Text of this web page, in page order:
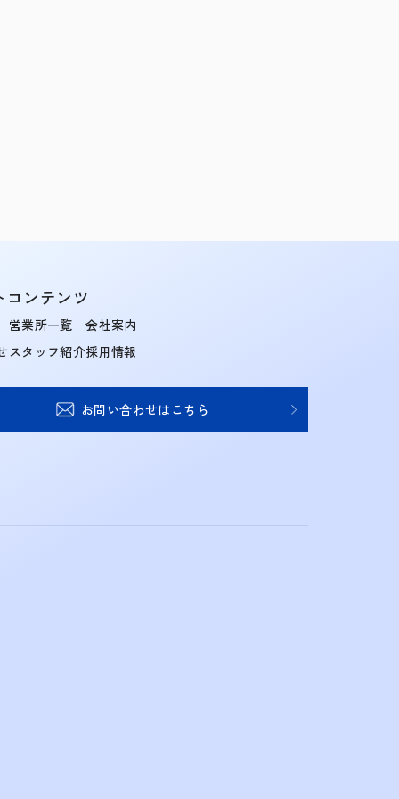
コンテンツ
営業所一覧
スタッフ紹介
会社案内
採用情報
お問い合わせはこちら